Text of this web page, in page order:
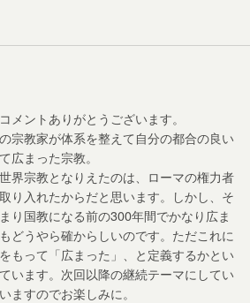
メントありがとうございます。
宗教家が体系を整えて自分の都合の良い
広まった宗教。
界宗教となりえたのは、ローマの権力者
り入れたからだと思います。しかし、そ
り国教になる前の300年間でかなり広ま
どうやら確からしいのです。ただこれに
もって「広まった」、と定義するかとい
います。次回以降の継続テーマにしてい
ますのでお楽しみに。